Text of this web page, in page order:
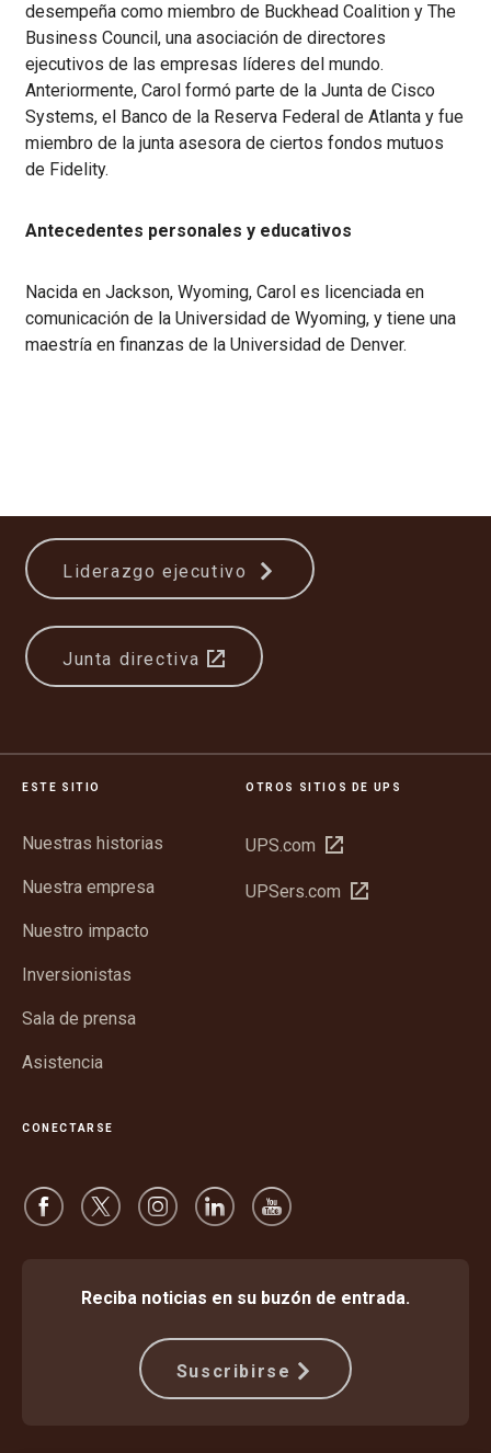
desempeña como miembro de Buckhead Coalition y The
Business Council, una asociación de directores
ejecutivos de las empresas líderes del mundo.
Anteriormente, Carol formó parte de la Junta de Cisco
Systems, el Banco de la Reserva Federal de Atlanta y fue
miembro de la junta asesora de ciertos fondos mutuos
de Fidelity.
Antecedentes personales y educativos
Nacida en Jackson, Wyoming, Carol es licenciada en
comunicación de la Universidad de Wyoming, y tiene una
maestría en finanzas de la Universidad de Denver.
Liderazgo ejecutivo
Junta directiva
ESTE SITIO
Nuestras historias
Nuestra empresa
Nuestro impacto
Inversionistas
Sala de prensa
Asistencia
OTROS SITIOS DE UPS
UPS.com Abrir
una
UPSers.com Abrir
CONECTARSE
Reciba noticias en su buzón de entrada.
Suscribirse